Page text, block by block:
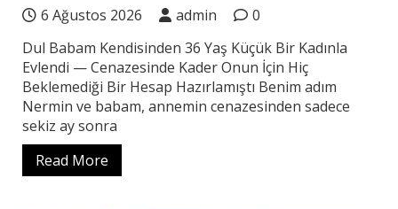
6 Ağustos 2026 admin
0
Dul Babam Kendisinden 36 Yaş Küçük Bir Kadınla
Evlendi — Cenazesinde Kader Onun İçin Hiç
Beklemediği Bir Hesap Hazırlamıştı Benim adım
Nermin ve babam, annemin cenazesinden sadece
sekiz ay sonra
Read More